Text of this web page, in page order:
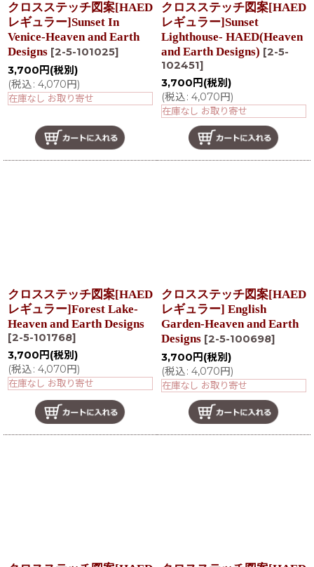
クロスステッチ図案[HAED
レギュラー]Sunset In
Venice-Heaven and Earth
Designs [2-5-101025]
3,700 円 (税別)
(税込: 4,070円)
在庫なし お取り寄せ
クロスステッチ図案[HAED
レギュラー]Sunset
Lighthouse- HAED(Heaven
and Earth Designs) [2-5-
102451]
3,700 円 (税別)
(税込: 4,070円)
在庫なし お取り寄せ
クロスステッチ図案[HAED
レギュラー]Forest Lake-
Heaven and Earth Designs
[2-5-101768]
3,700 円 (税別)
(税込: 4,070円)
在庫なし お取り寄せ
クロスステッチ図案[HAED
レギュラー] English
Garden-Heaven and Earth
Designs [2-5-100698]
3,700 円 (税別)
(税込: 4,070円)
在庫なし お取り寄せ